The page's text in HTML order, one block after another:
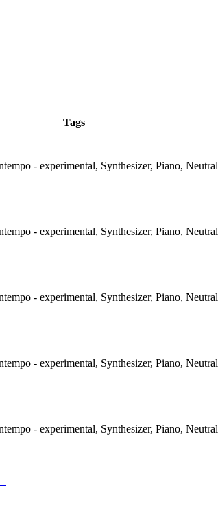
Tags
- experimental, Synthesizer, Piano, Neutral
- experimental, Synthesizer, Piano, Neutral
- experimental, Synthesizer, Piano, Neutral
- experimental, Synthesizer, Piano, Neutral
- experimental, Synthesizer, Piano, Neutral